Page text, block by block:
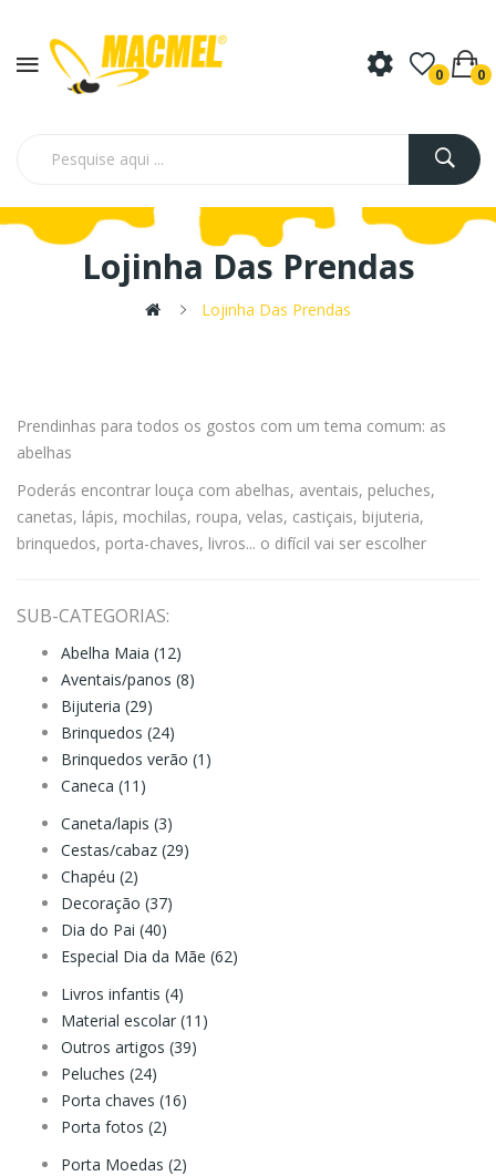
0 0
Lojinha Das Prendas
Lojinha Das Prendas
Prendinhas para todos os gostos com um tema comum: as
abelhas
Poderás encontrar louça com abelhas, aventais, peluches,
canetas, lápis, mochilas, roupa, velas, castiçais, bijuteria,
brinquedos, porta-chaves, livros... o difícil vai ser escolher
SUB-CATEGORIAS:
Abelha Maia (12)
Aventais/panos (8)
Bijuteria (29)
Brinquedos (24)
Brinquedos verão (1)
Caneca (11)
Caneta/lapis (3)
Cestas/cabaz (29)
Chapéu (2)
Decoração (37)
Dia do Pai (40)
Especial Dia da Mãe (62)
Livros infantis (4)
Material escolar (11)
Outros artigos (39)
Peluches (24)
Porta chaves (16)
Porta fotos (2)
Porta Moedas (2)